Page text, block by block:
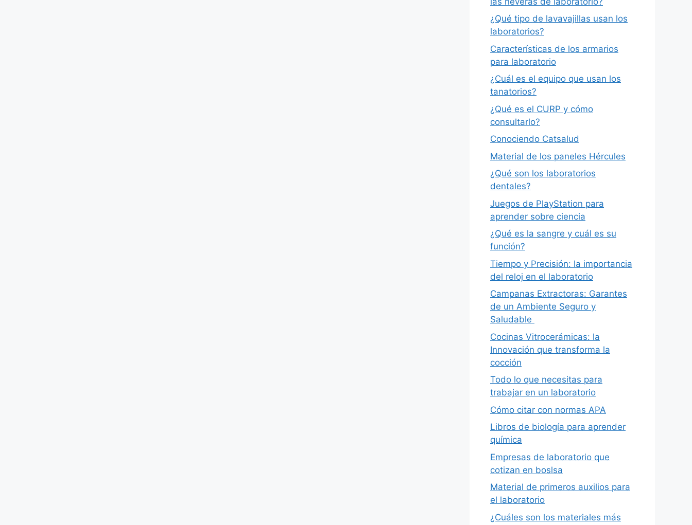
¿Qué tipo de lavavajillas usan los
laboratorios?
Características de los armarios
para laboratorio
¿Cuál es el equipo que usan los
tanatorios?
¿Qué es el CURP y cómo
consultarlo?
Conociendo Catsalud
Material de los paneles Hércules
¿Qué son los laboratorios
dentales?
Juegos de PlayStation para
aprender sobre ciencia
¿Qué es la sangre y cuál es su
función?
Tiempo y Precisión: la importancia
del reloj en el laboratorio
Campanas Extractoras: Garantes
de un Ambiente Seguro y
Saludable
Cocinas Vitrocerámicas: la
Innovación que transforma la
cocción
Todo lo que necesitas para
trabajar en un laboratorio
Cómo citar con normas APA
Libros de biología para aprender
química
Empresas de laboratorio que
cotizan en boslsa
Material de primeros auxilios para
el laboratorio
¿Cuáles son los materiales más